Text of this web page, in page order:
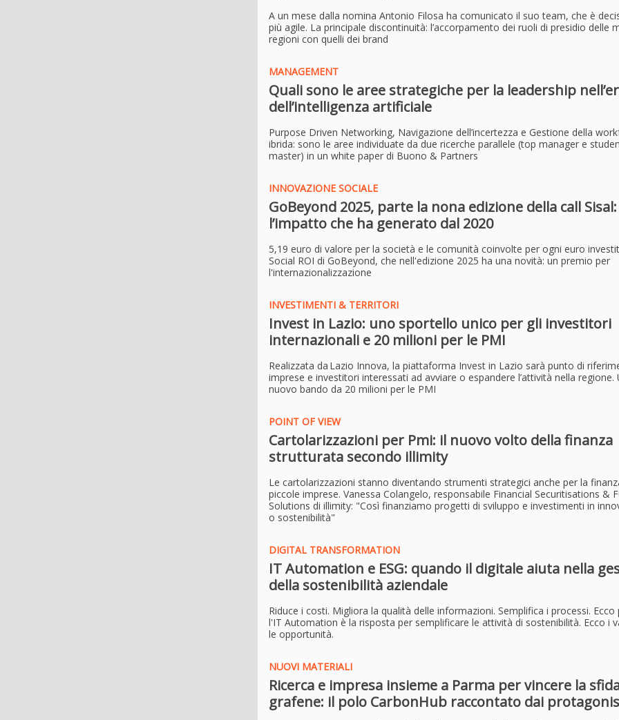
A un mese dalla nomina Antonio Filosa ha comunicato il suo team, che è
più agile. La principale discontinuità: l’accorpamento dei ruoli di presidio delle
regioni con quelli dei brand
MANAGEMENT
Quali sono le aree strategiche per la leadership
dell’intelligenza artificiale
Purpose Driven Networking, Navigazione dell’incertezza e Gestione della
ibrida: sono le aree individuate da due ricerche parallele (top manager e
master) in un white paper di Buono & Partners
INNOVAZIONE SOCIALE
GoBeyond 2025, parte la nona edizione della call Sisal:
l’impatto che ha generato dal 2020
5,19 euro di valore per la società e le comunità coinvolte per ogni euro
Social ROI di GoBeyond, che nell'edizione 2025 ha una novità: un premio per
l'internazionalizzazione
INVESTIMENTI & TERRITORI
Invest in Lazio: uno sportello unico per gli investitori
internazionali e 20 milioni per le PMI
Realizzata da Lazio Innova, la piattaforma Invest in Lazio sarà punto di
imprese e investitori interessati ad avviare o espandere l’attività nella regione.
nuovo bando da 20 milioni per le PMI
POINT OF VIEW
Cartolarizzazioni per Pmi: il nuovo volto della finanza
strutturata secondo illimity
Le cartolarizzazioni stanno diventando strumenti strategici anche per la
piccole imprese. Vanessa Colangelo, responsabile Financial Securitisations &
Solutions di illimity: "Così finanziamo progetti di sviluppo e investimenti in
o sostenibilità"
DIGITAL TRANSFORMATION
IT Automation e ESG: quando il digitale aiuta nella
della sostenibilità aziendale
Riduce i costi. Migliora la qualità delle informazioni. Semplifica i processi. Ecco
l'IT Automation è la risposta per semplificare le attività di sostenibilità. Ecco i
le opportunità.
NUOVI MATERIALI
Ricerca e impresa insieme a Parma per vincere la
grafene: il polo CarbonHub raccontato dai